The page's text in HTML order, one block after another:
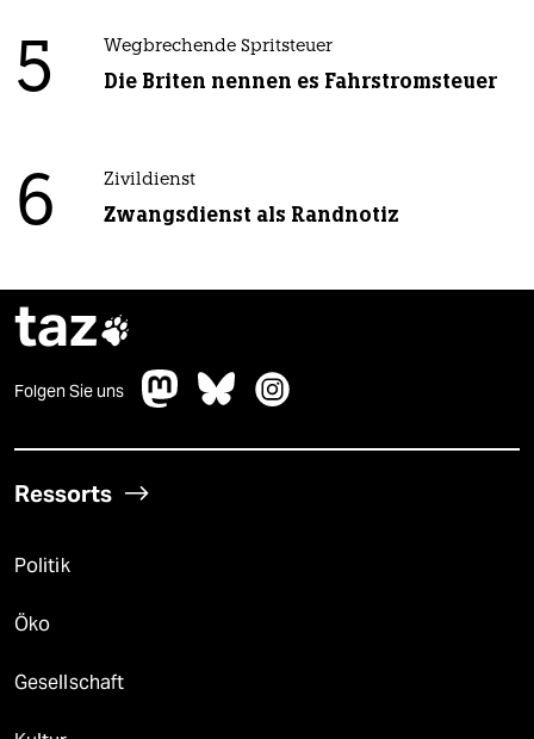
5 Wegbrechende Spritsteuer
Die Briten nennen es Fahrstromsteuer
6 Zivildienst
Zwangsdienst als Randnotiz
taz
Folgen Sie uns
Ressorts
Politik
Öko
Gesellschaft